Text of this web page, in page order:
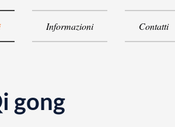
Informazioni Contatti
gong